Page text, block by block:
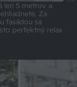
len 5 metrov a
Za
fasádou sa
perfektný relax